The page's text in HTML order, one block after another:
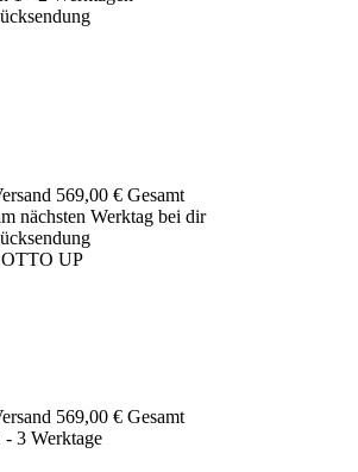
569,00 € Gesamt
nächsten Werktag bei dir
UP
569,00 € Gesamt
3 Werktage